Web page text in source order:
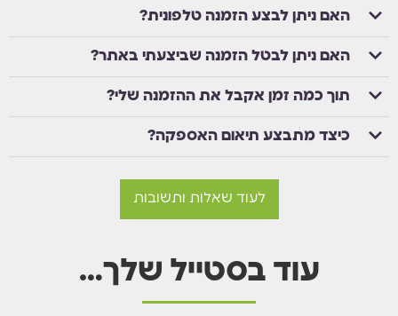
האם ניתן לבצע הזמנה טלפונית?
האם ניתן לבטל הזמנה שביצעתי באתר?
תוך כמה זמן אקבל את ההזמנה שלי?
כיצד מתבצע תיאום האספקה?
לעוד שאלות ותשובות
עוד בסטייל שלך…